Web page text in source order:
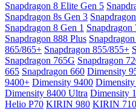
Snapdragon 8 Elite Gen 5
Snapdragon 8s Gen 3
Snapdragon 8 Gen 1 Snapdragon
Snapdragon 888 Plus
865/865+ Snapdragon 855/855+
Snapdragon 765G Snapdragon
665 Snapdragon 660 Dimensity
9400+ Dimensity 9400
Dimensity 8400 Ultra Dimensity
Helio P70 KIRIN 980 KIRIN 710